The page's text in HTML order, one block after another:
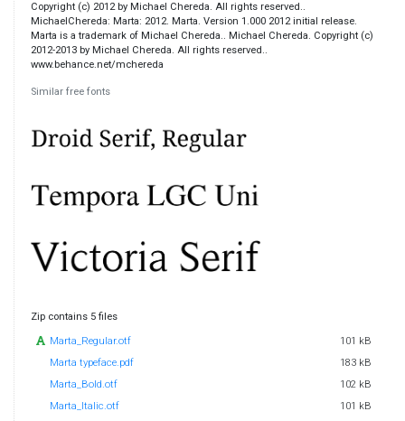
Copyright (c) 2012 by Michael Chereda. All rights reserved..
MichaelChereda: Marta: 2012. Marta. Version 1.000 2012 initial release.
Marta is a trademark of Michael Chereda.. Michael Chereda. Copyright (c)
2012-2013 by Michael Chereda. All rights reserved..
www.behance.net/mchereda
Similar free fonts
Zip contains 5 files
Marta_Regular.otf
101 kB
Marta typeface.pdf
183 kB
Marta_Bold.otf
102 kB
Marta_Italic.otf
101 kB